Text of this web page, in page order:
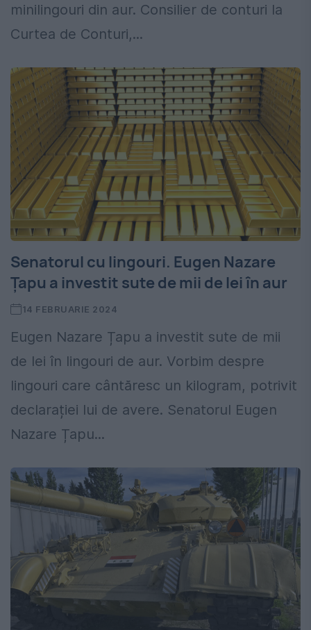
minilingouri din aur. Consilier de conturi la
Curtea de Conturi,...
Senatorul cu lingouri. Eugen Nazare
Țapu a investit sute de mii de lei în aur
14 FEBRUARIE 2024
Eugen Nazare Țapu a investit sute de mii
de lei în lingouri de aur. Vorbim despre
lingouri care cântăresc un kilogram, potrivit
declarației lui de avere. Senatorul Eugen
Nazare Țapu...